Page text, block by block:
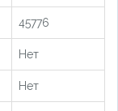
45776
Нет
Нет